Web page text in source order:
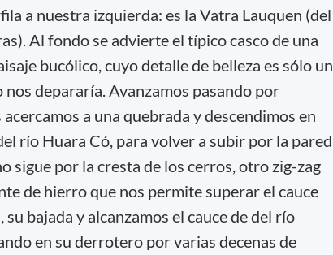
a nuestra izquierda: es la Vatra Lauquen (del
Al fondo se advierte el típico casco de una
bucólico, cuyo detalle de belleza es sólo un
depararía. Avanzamos pasando por
a una quebrada y descendimos en
río Huara Có, para volver a subir por la pared
sigue por la cresta de los cerros, otro zig-zag
de hierro que nos permite superar el cauce
bajada y alcanzamos el cauce de del río
en su derrotero por varias decenas de